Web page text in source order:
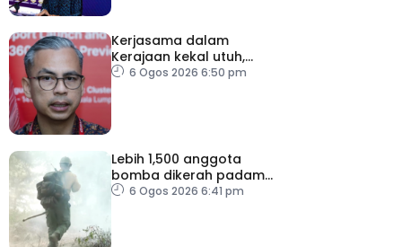
Kerjasama dalam
Kerajaan kekal utuh,
stabil6 Ogos 2026 6:50 pm
Lebih 1,500 anggota
bomba dikerah padam
kebakaran di Washington
6 Ogos 2026 6:41 pm